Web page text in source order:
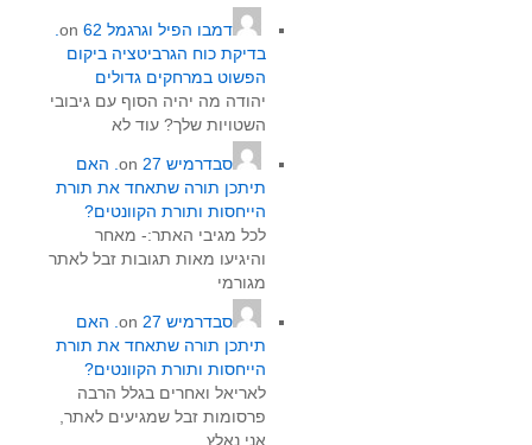
דמבו הפיל וגרגמלon
62.
בדיקת כוח הגרביטציה ביקום
הפשוט במרחקים גדולים
יהודה מה יהיה הסוף עם גיבובי
השטויות שלך? עוד לא
סבדרמישon
27. האם
תיתכן תורה שתאחד את תורת
הייחסות ותורת הקוונטים?
לכל מגיבי האתר:- מאחר
והיגיעו מאות תגובות זבל לאתר
מגורמי
סבדרמישon
27. האם
תיתכן תורה שתאחד את תורת
הייחסות ותורת הקוונטים?
לאריאל ואחרים בגלל הרבה
פרסומות זבל שמגיעים לאתר,
אני נאלץ